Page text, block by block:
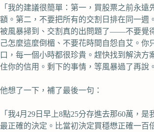
「我的建議很簡單：第一，買股票之前永遠
額。第二，不要把所有的交割日排在同一週
被風暴掃到、交割真的出問題了——不要覺
己怎麼這麼倒楣、不要花時間自怨自艾。你
口，每一個小時都很珍貴。趕快找到解決方
住你的信用。剩下的事情，等風暴過了再說
他想了一下，補了最後一句：
「我4月29日早上8點25分存進去那60萬，
最正確的決定。比當初決定買穩懋正確一百